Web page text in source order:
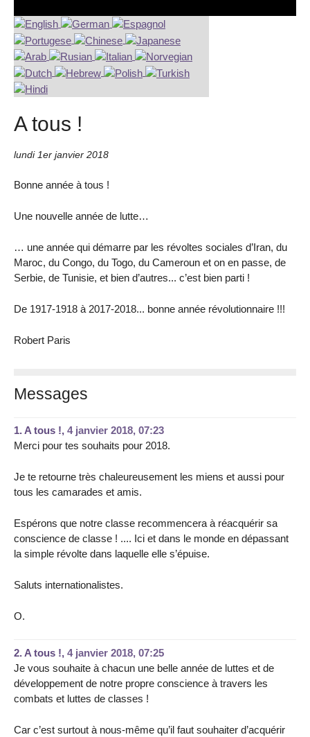
A tous !
lundi 1er janvier 2018
Bonne année à tous !
Une nouvelle année de lutte…
… une année qui démarre par les révoltes sociales d’Iran, du
Maroc, du Congo, du Togo, du Cameroun et on en passe, de
Serbie, de Tunisie, et bien d’autres... c’est bien parti !
De 1917-1918 à 2017-2018... bonne année révolutionnaire !!!
Robert Paris
Messages
1.A tous !, 4 janvier 2018, 07:23
Merci pour tes souhaits pour 2018.
Je te retourne très chaleureusement les miens et aussi pour
tous les camarades et amis.
Espérons que notre classe recommencera à réacquérir sa
conscience de classe ! .... Ici et dans le monde en dépassant
la simple révolte dans laquelle elle s’épuise.
Saluts internationalistes.
O.
2. A tous !, 4 janvier 2018, 07:25
Je vous souhaite à chacun une belle année de luttes et de
développement de notre propre conscience à travers les
combats et luttes de classes !
Car c’est surtout à nous-même qu’il faut souhaiter d’acquérir